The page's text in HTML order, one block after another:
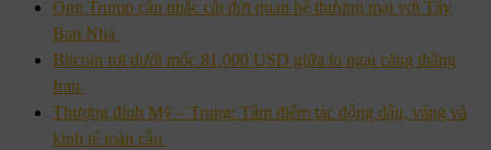
Ông Trump cân nhắc cắt đứt quan hệ thương mại với Tây
Ban Nha
Bitcoin rơi dưới mốc 81.000 USD giữa lo ngại căng thẳng
Iran
Thượng đỉnh Mỹ – Trung: Tâm điểm tác động dầu, vàng và
kinh tế toàn cầu